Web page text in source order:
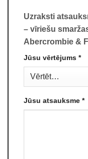
Uzraksti
– vīriešu
Abercrombie &
Jūsu vērtējums *
Jūsu atsauksme *